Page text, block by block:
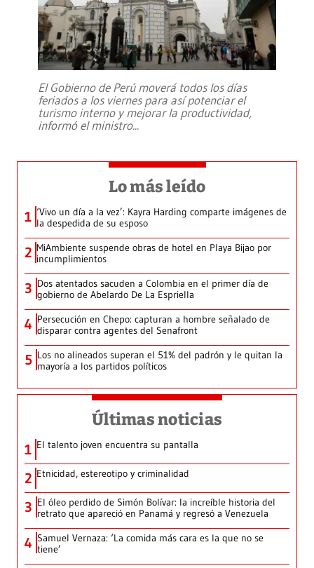
El Gobierno de Perú moverá todos los días
feriados a los viernes para así potenciar el
turismo interno y mejorar la productividad,
informó el ministro...
Lo más leído
1 ‘Vivo un día a la vez’: Kayra Harding comparte imágenes de
la despedida de su esposo
2 MiAmbiente suspende obras de hotel en Playa Bijao por
incumplimientos
3 Dos atentados sacuden a Colombia en el primer día de
gobierno de Abelardo De La Espriella
4 Persecución en Chepo: capturan a hombre señalado de
disparar contra agentes del Senafront
5 Los no alineados superan el 51% del padrón y le quitan la
mayoría a los partidos políticos
Últimas noticias
1 El talento joven encuentra su pantalla​
2 Etnicidad, estereotipo y criminalidad
3 El óleo perdido de Simón Bolívar: la increíble historia del
retrato que apareció en Panamá y regresó a Venezuela
4 Samuel Vernaza: ‘La comida más cara es la que no se
tiene’